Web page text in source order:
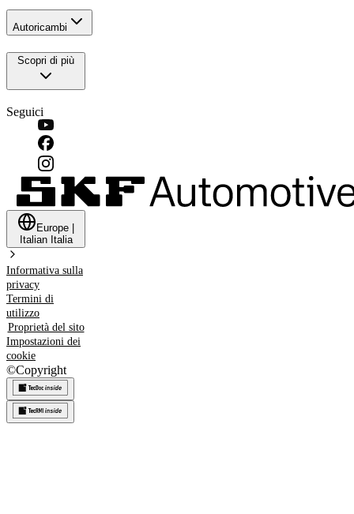
Autoricambi
Scopri di più
Seguici
Europe
Italian Italia
Informativa sulla
privacy
Termini di
utilizzo
Proprietà del sito
Impostazioni dei
cookie
©Copyright